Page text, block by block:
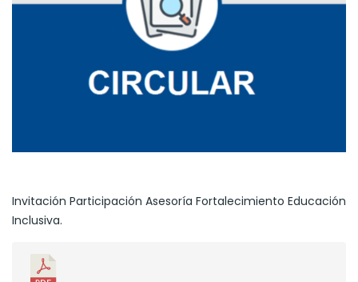
Invitación Participación Asesoría Fortalecimiento Educación
Inclusiva.